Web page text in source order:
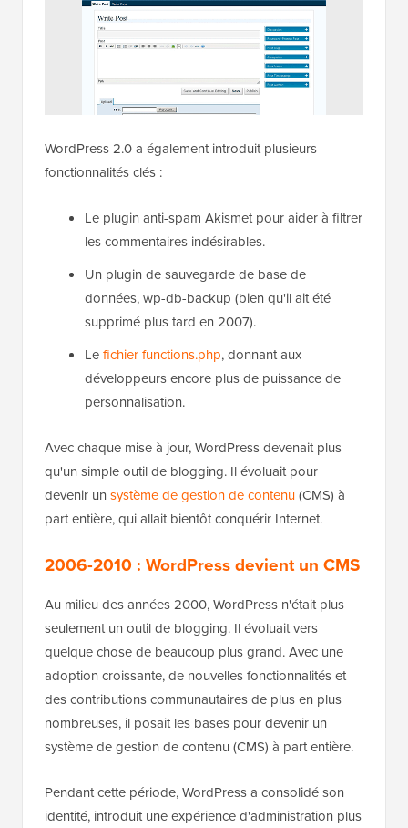
WordPress 2.0 a également introduit plusieurs
fonctionnalités clés :
Le plugin anti-spam Akismet pour aider à filtrer
les commentaires indésirables.
Un plugin de sauvegarde de base de
données, wp-db-backup (bien qu'il ait été
supprimé plus tard en 2007).
Lefichier functions.php, donnant aux
développeurs encore plus de puissance de
personnalisation.
Avec chaque mise à jour, WordPress devenait plus
qu'un simple outil de blogging. Il évoluait pour
devenir un système de gestion de contenu(CMS) à
part entière, qui allait bientôt conquérir Internet.
2006-2010 : WordPress devient un CMS
Au milieu des années 2000, WordPress n'était plus
seulement un outil de blogging. Il évoluait vers
quelque chose de beaucoup plus grand. Avec une
adoption croissante, de nouvelles fonctionnalités et
des contributions communautaires de plus en plus
nombreuses, il posait les bases pour devenir un
système de gestion de contenu (CMS) à part entière.
Pendant cette période, WordPress a consolidé son
identité, introduit une expérience d'administration plus